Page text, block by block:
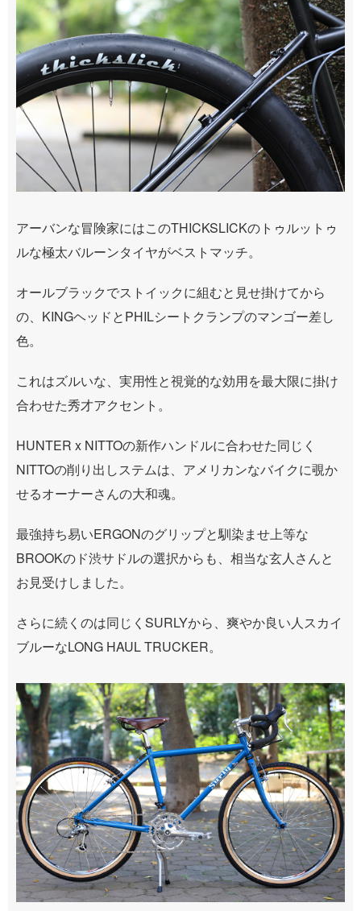
アーバンな冒険家にはこのTHICKSLICKのトゥルットゥ
ルな極太バルーンタイヤがベストマッチ。
オールブラックでストイックに組むと見せ掛けてから
の、KINGヘッドとPHILシートクランプのマンゴー差し
色。
これはズルいな、実用性と視覚的な効用を最大限に掛け
合わせた秀才アクセント。
HUNTER x NITTOの新作ハンドルに合わせた同じく
NITTOの削り出しステムは、アメリカンなバイクに覗か
せるオーナーさんの大和魂。
最強持ち易いERGONのグリップと馴染ませ上等な
BROOKのド渋サドルの選択からも、相当な玄人さんと
お見受けしました。
さらに続くのは同じくSURLYから、爽やか良い人スカイ
ブルーなLONG HAUL TRUCKER。